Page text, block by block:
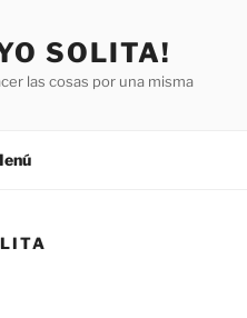
SOLITA!
las cosas por una misma